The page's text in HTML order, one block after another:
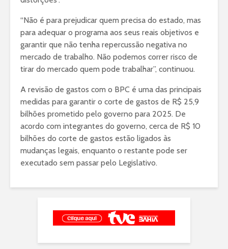
“Não é para prejudicar quem precisa do estado, mas
para adequar o programa aos seus reais objetivos e
garantir que não tenha repercussão negativa no
mercado de trabalho. Não podemos correr risco de
tirar do mercado quem pode trabalhar”, continuou.
A revisão de gastos com o BPC é uma das principais
medidas para garantir o corte de gastos de R$ 25,9
bilhões prometido pelo governo para 2025. De
acordo com integrantes do governo, cerca de R$ 10
bilhões do corte de gastos estão ligados às
mudanças legais, enquanto o restante pode ser
executado sem passar pelo Legislativo.